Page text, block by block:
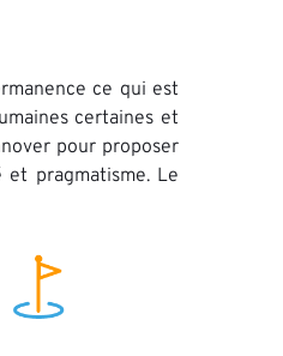
ce qui est
certaines et
pour proposer
pragmatisme. Le